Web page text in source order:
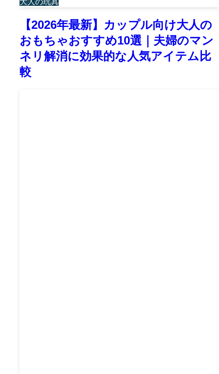
大人の玩具
【2026年最新】カップル向け大人の
おもちゃおすすめ10選｜夫婦のマン
ネリ解消に効果的な人気アイテム比
較